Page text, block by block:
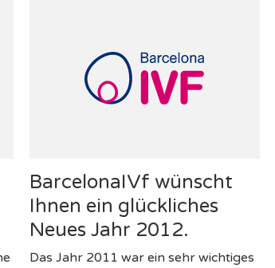
BarcelonaIVf wünscht
Ihnen ein glückliches
Neues Jahr 2012.
Das Jahr 2011 war ein sehr wichtiges